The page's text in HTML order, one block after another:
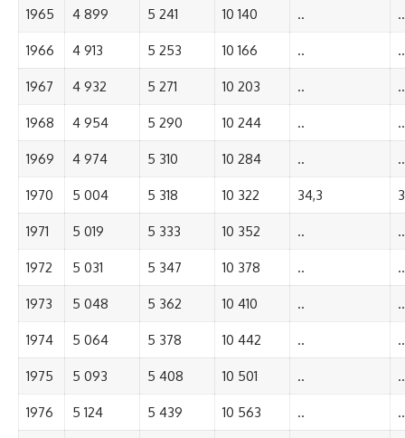
1965 4 899 5 241 10 140 .. ..
1966 4 913 5 253 10 166 .. ..
1967 4 932 5 271 10 203 .. ..
1968 4 954 5 290 10 244 .. ..
1969 4 974 5 310 10 284 .. ..
1970 5 004 5 318 10 322 34,3
1971 5 019 5 333 10 352 .. ..
1972 5 031 5 347 10 378 .. ..
1973 5 048 5 362 10 410 .. ..
1974 5 064 5 378 10 442 .. ..
1975 5 093 5 408 10 501 .. ..
1976 5 124 5 439 10 563 .. ..